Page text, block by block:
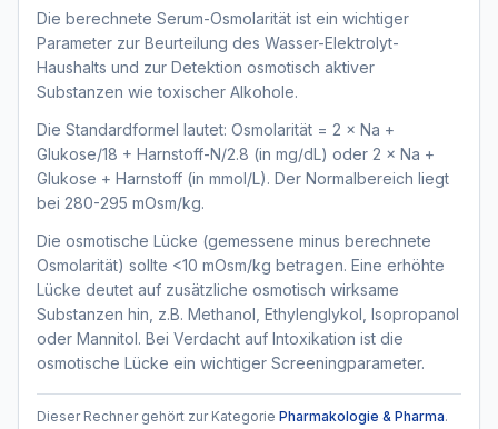
Die berechnete Serum-Osmolarität ist ein wichtiger
Parameter zur Beurteilung des Wasser-Elektrolyt-
Haushalts und zur Detektion osmotisch aktiver
Substanzen wie toxischer Alkohole.
Die Standardformel lautet: Osmolarität = 2 × Na +
Glukose/18 + Harnstoff-N/2.8 (in mg/dL) oder 2 × Na +
Glukose + Harnstoff (in mmol/L). Der Normalbereich liegt
bei 280-295 mOsm/kg.
Die osmotische Lücke (gemessene minus berechnete
Osmolarität) sollte <10 mOsm/kg betragen. Eine erhöhte
Lücke deutet auf zusätzliche osmotisch wirksame
Substanzen hin, z.B. Methanol, Ethylenglykol, Isopropanol
oder Mannitol. Bei Verdacht auf Intoxikation ist die
osmotische Lücke ein wichtiger Screeningparameter.
Dieser Rechner gehört zur Kategorie Pharmakologie & Pharma.